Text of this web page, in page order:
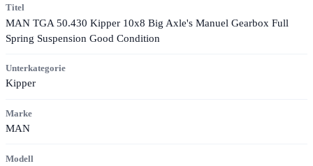
Titel
MAN TGA 50.430 Kipper 10x8 Big Axle's Manuel Gearbox Full
Spring Suspension Good Condition
Unterkategorie
Kipper
Marke
MAN
Modell